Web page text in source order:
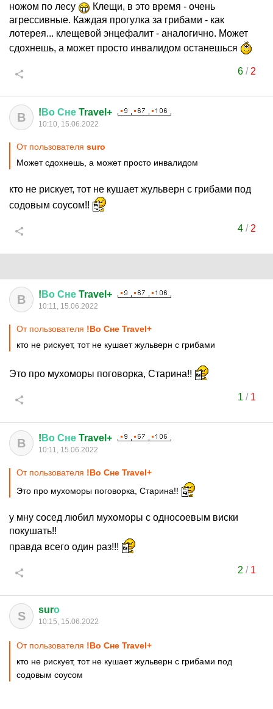
ножом по лесу
Клещи, в это время - очень
агрессивные. Каждая прогулка за грибами - как
лотерея... клещевой энцефалит - аналогично. Может
сдохнешь, а может просто инвалидом останешься
6/ 2
В ! Во Сне Travel+
10:10, 15.06.2022
От пользователя surо
Может сдохнешь, а может просто инвалидом
кто не рискует, тот не кушает жульверн с грибами под
содовым соусом!!
4/ 2
В ! Во Сне Travel+
10:11, 15.06.2022
От пользователя !Во Сне Travel+
кто не рискует, тот не кушает жульверн с грибами
Это про мухоморы поговорка, Старина!!
1 / 1
В ! Во Сне Travel+
10:11, 15.06.2022
От пользователя !Во Сне Travel+
Это про мухоморы поговорка, Старина!!
у мну сосед любил мухоморы с односоевым виски
покушать!!
правда всего один раз!!!
2 / 1
S surо
10:15, 15.06.2022
От пользователя !Во Сне Travel+
кто не рискует, тот не кушает жульверн с грибами под
содовым соусом